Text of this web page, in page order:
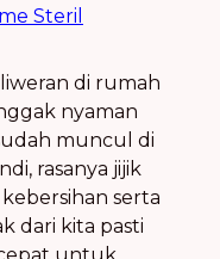
Steril
di rumah
nyaman
muncul di
rasanya jijik
serta
dari kita pasti